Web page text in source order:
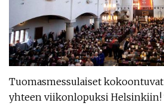
Tuomasmessulaiset
yhteen viikonlopuksi Helsinkiin!